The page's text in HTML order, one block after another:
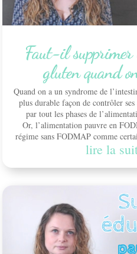
Faut-il supprimer
gluten quand
Quand on a un syndrome de
plus durable façon de contrôler ses
par tout les phases de
Or, l’alimentation pauvre en
régime sans FODMAP comme
lire la